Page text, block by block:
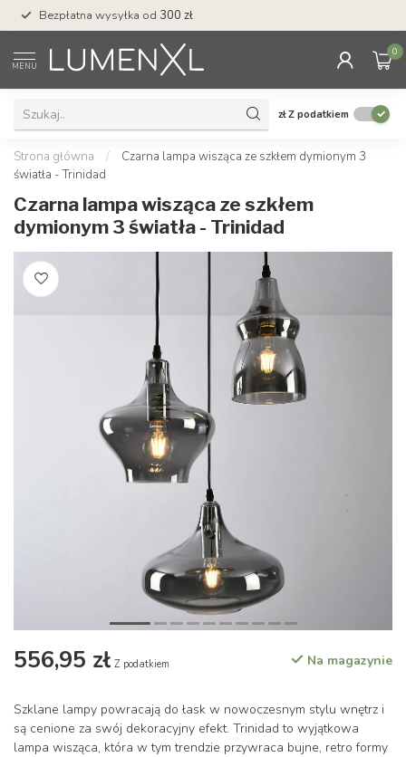
Bezpłatna wysyłka od 300 zł
MENU
0
złZ podatkiem
Strona główna /
Czarna lampa wisząca ze szkłem dymionym 3
światła - Trinidad
Czarna lampa wisząca ze szkłem
dymionym 3 światła - Trinidad
556,95 zł Z podatkiem Na magazynie
Szklane lampy powracają do łask w nowoczesnym stylu wnętrz i
są cenione za swój dekoracyjny efekt. Trinidad to wyjątkowa
lampa wisząca, która w tym trendzie przywraca bujne, retro formy